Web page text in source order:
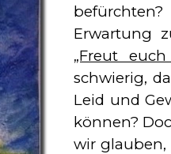
Erwartung
„Freut
schwierig,
Leid und
können?
wir glauben,